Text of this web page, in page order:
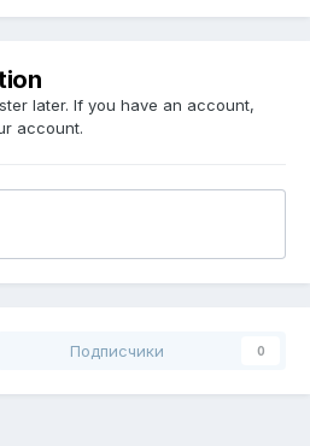
later. If you have an account,
account.
Подписчики 0